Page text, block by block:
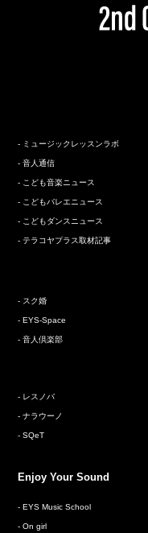
ミュージックレッスンラボ
音人通信
こども音楽ニュース
こどもバレエニュース
こどもダンスニュース
テラコヤプラス取材記事
スク婚
EYS-Space
音人倶楽部
レスノバ
ナラウーノ
SQeT
Enjoy Your Sound
EYS Music School
On girl